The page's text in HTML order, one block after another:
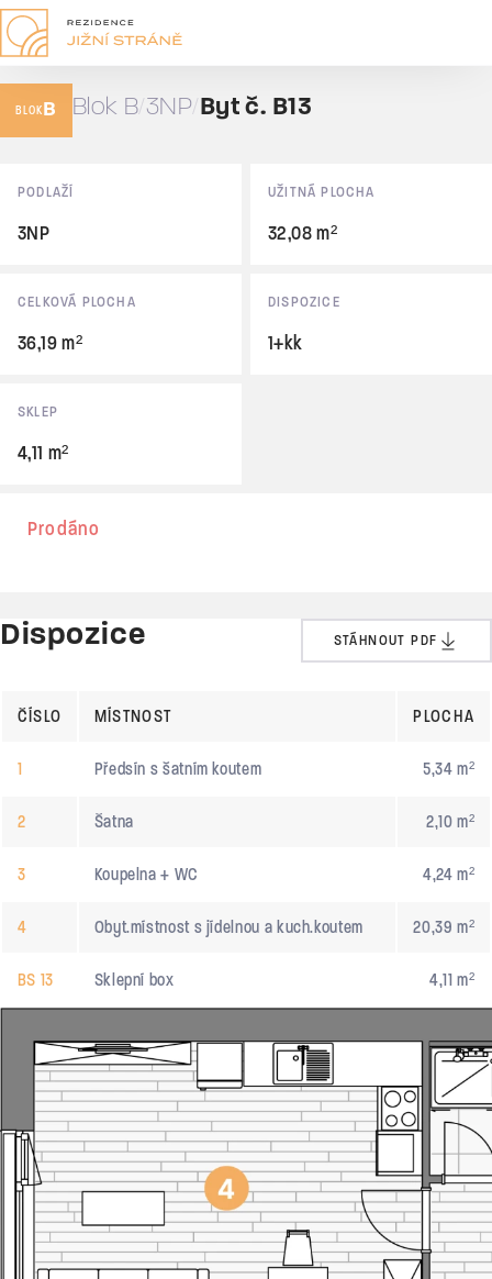
BLOKB Blok B 3NP Byt č. B13
Základní údaje
PODLAŽÍ
3NP
UŽITNÁ PLOCHA
32,08 m²
CELKOVÁ PLOCHA
36,19 m²
DISPOZICE
1+kk
SKLEP
4,11 m²
Prodáno
Dispozice STÁHNOUT PDF
ČÍSLO MÍSTNOST PLOCHA
1 Předsín s šatním koutem 5,34 m²
2 Šatna 2,10 m²
3 Koupelna + WC 4,24 m²
4 Obyt.místnost s jídelnou a kuch.koutem 20,39 m²
BS 13 Sklepní box 4,11 m²
B13
36,19 m²
Prodáno